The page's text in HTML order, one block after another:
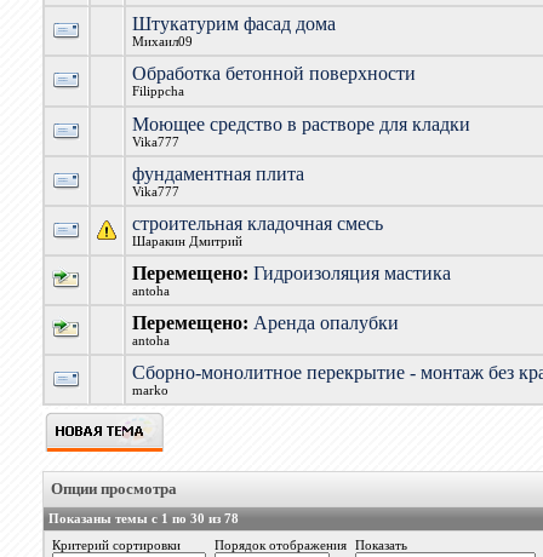
Штукатурим фасад дома
Михаил09
Обработка бетонной поверхности
Filippcha
Моющее средство в растворе для кладки
Vika777
фундаментная плита
Vika777
строительная кладочная смесь
Шаракин Дмитрий
Перемещено: Гидроизоляция мастика
antoha
Перемещено: Аренда опалубки
antoha
Сборно-монолитное перекрытие - монтаж без
marko
Опции просмотра
Показаны темы с 1 по 30 из 78
Критерий сортировки
Порядок отображения Показать